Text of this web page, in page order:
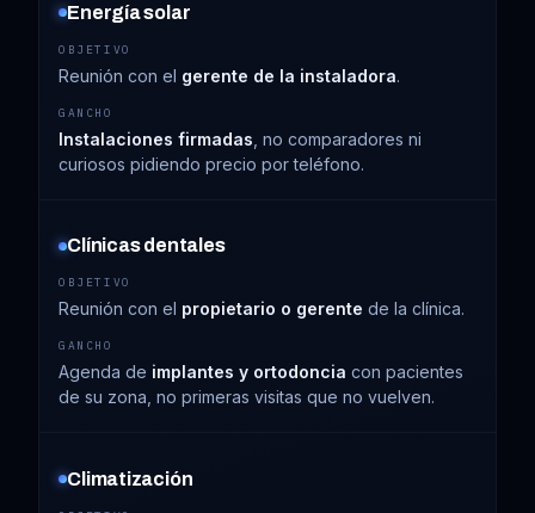
Energía solar
Reunión con el gerente de la instaladora.
Instalaciones firmadas , no comparadores ni
curiosos pidiendo precio por teléfono.
Clínicas dentales
Reunión con el propietario o gerente de la clínica.
Agenda de implantes y ortodoncia con pacientes
de su zona, no primeras visitas que no vuelven.
Climatización